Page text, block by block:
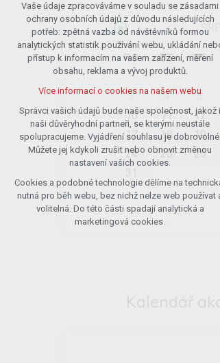
PO ÚT ST
3
4 5
10
11 12
17
18 19
24
25 26
Kalendář
Technická cookies
nutná pro provozování webu
udržení kontextu stránek (session):
případná přihlášení, volby jazyka, apod.
Volitelná cookies
analytická pro anonymizované
vyhodnocení návštěvnosti
marketingová cookies (Google)
Více informací o cookies na našem webu
Přijmout všechny cookies
Odmítnout vše
Vaše údaje zpracováváme v souladu se zásadami
ochrany osobních údajů z důvodu následujících
potřeb: zpětná vazba od návštěvníků formou
analytických statistik používání webu, ukládání
přístup k informacím na vašem zařízení, měření
obsahu, reklama a vývoj produktů.
Více informací o cookies na našem webu
Správci vašich údajů bude naše společnost, jakož i
naši důvěryhodní partneři, se kterými neustále
spolupracujeme. Vyjádření souhlasu je
Můžete jej kdykoli zrušit nebo obnovit změnou
nastavení vašich cookies.
Cookies a podobné technologie dělíme na
nutná pro běh webu, bez nichž nelze web používat
volitelná. Do této části spadají analytická a
marketingová cookies.